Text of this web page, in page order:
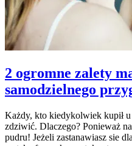
2 ogromne zalety
samodzielnego
Każdy, kto kiedykolwiek kupił u
zdziwić. Dlaczego? Ponieważ
pudru! Jeżeli zastanawiasz sie